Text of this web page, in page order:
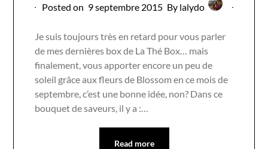
Posted on 9 septembre 2015 By lalydo
Je suis toujours très en retard pour vous parler
de mes dernières box de La Thé Box… mais
finalement, vous apporter encore un peu de
soleil grâce aux fleurs de Blossom en ce mois de
septembre, c’est une bonne idée, non? Dans ce
bouquet de saveurs, il y a :…
Read more